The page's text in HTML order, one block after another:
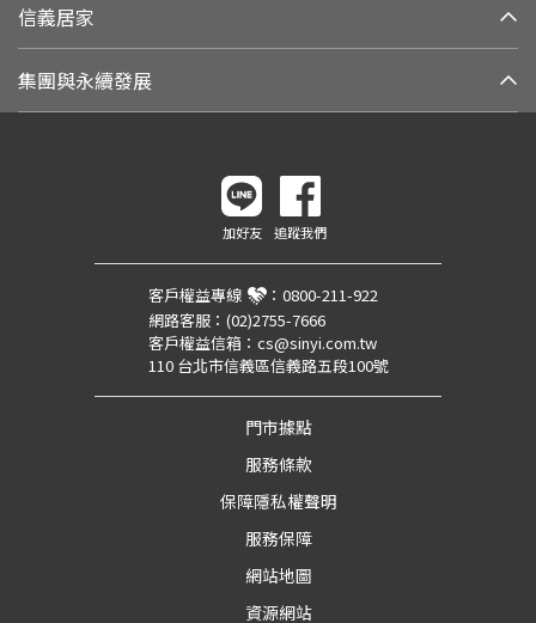
信義居家
集團與永續發展
加好友 追蹤我們
客戶權益專線 ： 0800-211-922
網路客服： (02)2755-7666
客戶權益信箱： cs@sinyi.com.tw
110 台北市信義區信義路五段100號
門市據點
服務條款
保障隱私權聲明
服務保障
網站地圖
資源網站